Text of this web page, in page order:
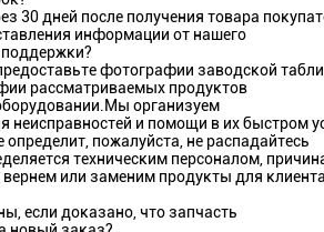
30 дней после получения товара
информации от нашего
поддержки?
фотографии заводской
рассматриваемых продуктов
организуем
неисправностей и помощи в их быстром
пожалуйста, не распадайтесь
техническим персоналом,
или заменим продукты для клиента,
если доказано, что запчасть